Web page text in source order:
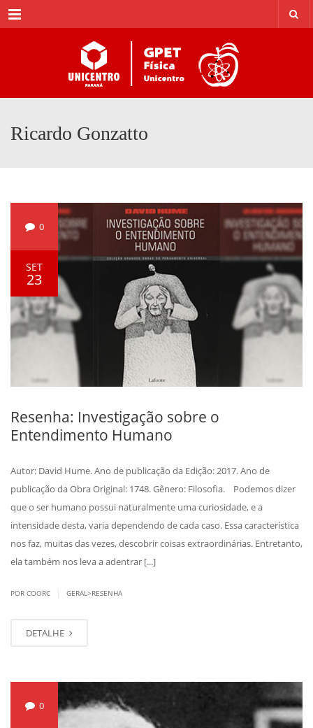
Menu
Ricardo Gonzatto
0
SET
23
Resenha: Investigação sobre o
Entendimento Humano
Autor: David Hume. Ano de publicação da Edição: 2017. Ano de
publicação da Obra Original: 1748. Gênero: Filosofia. Podemos dizer
que o ser humano possui naturalmente uma curiosidade, e a
intensidade desta, varia dependendo de cada caso. Essa característica
nos faz, muitas das vezes, descobrir coisas extraordinárias. Entretanto,
ela também nos leva a adentrar [...]
POR COORC GERAL>RESENHA
DETALHE
0